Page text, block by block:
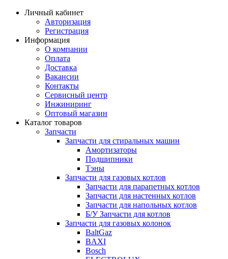
Личный кабинет
Авторизация
Регистрация
Информация
О компании
Оплата
Доставка
Вакансии
Контакты
Сервисный центр
Инжиниринг
Оптовый магазин
Каталог товаров
Запчасти
Запчасти для стиральных машин
Амортизаторы
Подшипники
Тэны
Запчасти для газовых котлов
Запчасти для парапетных котлов
Запчасти для настенных котлов
Запчасти для напольных котлов
Б/У Запчасти для котлов
Запчасти для газовых колонок
BaltGaz
BAXI
Bosch